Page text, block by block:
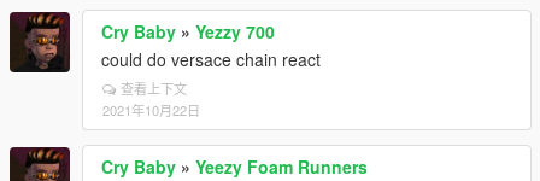
Cry Baby » Yezzy 700
could do versace chain react
查看上下文
2021年10月22日
Cry Baby » Yeezy Foam Runners